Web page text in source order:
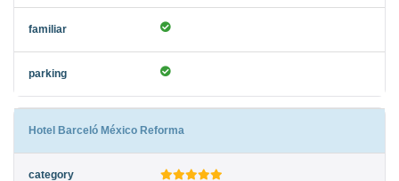
Hotel Barceló México Reforma